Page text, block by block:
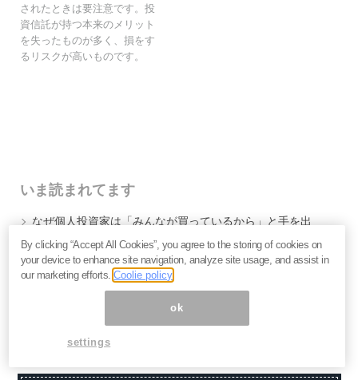
されたときは要注意です。投
資信託が持つ本来のメリット
を失ったものが多く、損をす
るリスクが高いものです。
いま読まれてます
なぜ個人投資家は「みんなが買っているから」と手を出
して大損するのか？
キオクシア・イオン・NTT…なぜ人気銘柄は思うように
上がらないのか。投資家が見落とす企業の「性質」＝栫
2027年、日本は金融危機に向かう？長期金利上昇の裏
で起きている「負債の危機」を吉田繁治が解説
By clicking “Accept All Cookies”, you agree to the storing of cookies on
your device to enhance site navigation, analyze site usage, and assist in
our marketing efforts.Coolie policy
ok
settings